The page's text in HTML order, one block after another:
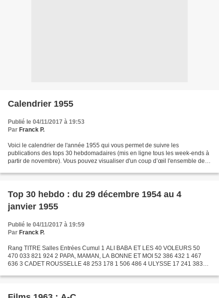
Calendrier 1955
Publié le 04/11/2017 à 19:53
Par Franck P.
Voici le calendrier de l'année 1955 qui vous permet de suivre les
publications des tops 30 hebdomadaires (mis en ligne tous les week-ends à
partir de novembre). Vous pouvez visualiser d'un coup d’œil l'ensemble des
Top 30 hebdo : du 29 décembre 1954 au 4
janvier 1955
Publié le 04/11/2017 à 19:59
Par Franck P.
Rang TITRE Salles Entrées Cumul 1 ALI BABA ET LES 40 VOLEURS 50
470 033 821 924 2 PAPA, MAMAN, LA BONNE ET MOI 52 386 432 1 467
636 3 CADET ROUSSELLE 48 253 178 1 506 486 4 ULYSSE 17 241 383
CHEVALIERS...